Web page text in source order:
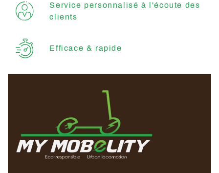
Service personnalisé à l'écoute des
clients
Efficace & rapide